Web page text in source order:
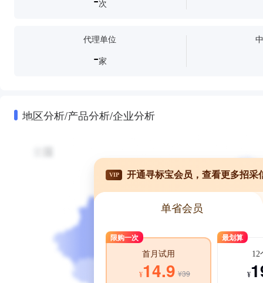
次
代理单位
-家
地区分析/产品分析/企业分析
VIP 开通寻标宝会员，查看更多招采
单省会员
限购一次
首月试用
¥14.9 ¥39
最划算
12
¥